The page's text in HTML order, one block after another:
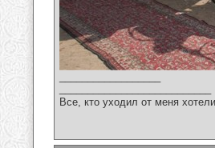
Все, кто уходил от меня